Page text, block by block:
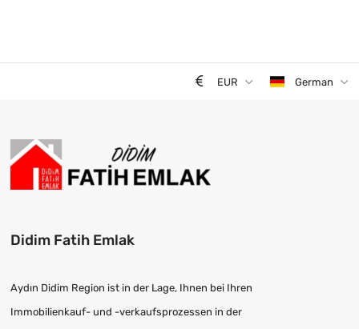
EUR German
Didim Fatih Emlak
Aydın Didim Region ist in der Lage, Ihnen bei Ihren
Immobilienkauf- und -verkaufsprozessen in der